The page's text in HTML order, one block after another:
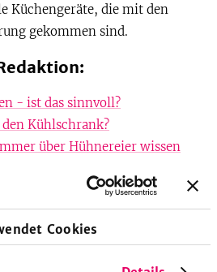
Cookies
Küchengeräte, die mit den
gekommen sind.
- ist das sinnvoll?
Kühlschrank?
über Hühnereier wissen